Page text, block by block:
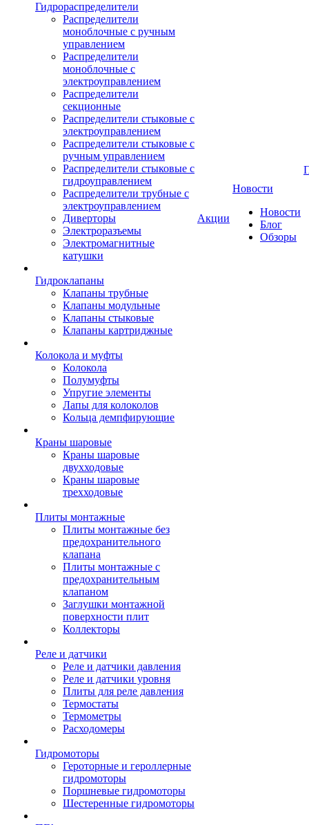
Гидрораспределители
Распределители
моноблочные с ручным
управлением
Распределители
моноблочные с
электроуправлением
Распределители
секционные
Распределители стыковые с
электроуправлением
Распределители стыковые с
ручным управлением
Распределители стыковые с
гидроуправлением
Распределители трубные с
электроуправлением
Диверторы
Электроразъемы
Электромагнитные
катушки
Гидроклапаны
Клапаны трубные
Клапаны модульные
Клапаны стыковые
Клапаны картриджные
Колокола и муфты
Колокола
Полумуфты
Упругие элементы
Лапы для колоколов
Кольца демпфирующие
Краны шаровые
Краны шаровые
двухходовые
Краны шаровые
трехходовые
Плиты монтажные
Плиты монтажные без
предохранительного
клапана
Плиты монтажные с
предохранительным
клапаном
Заглушки монтажной
поверхности плит
Коллекторы
Реле и датчики
Реле и датчики давления
Реле и датчики уровня
Плиты для реле давления
Термостаты
Термометры
Расходомеры
Гидромоторы
Героторные и героллерные
гидромоторы
Поршневые гидромоторы
Шестеренные гидромоторы
Акции
Новости
Новости
Блог
Обзоры